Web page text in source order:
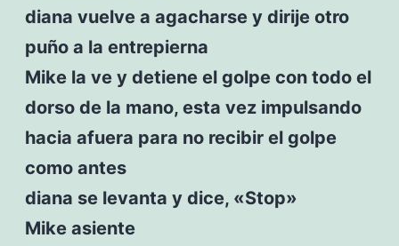
diana vuelve a agacharse y dirije otro
puño a la entrepierna
Mike la ve y detiene el golpe con todo el
dorso de la mano, esta vez impulsando
hacia afuera para no recibir el golpe
como antes
diana se levanta y dice, «Stop»
Mike asiente